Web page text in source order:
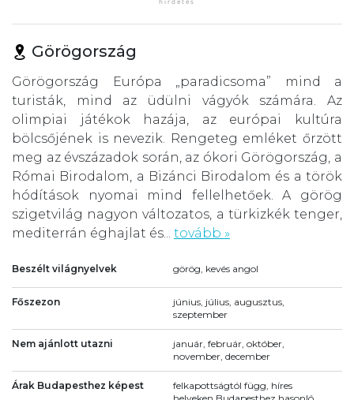
Görögország
Görögország Európa „paradicsoma” mind a
turisták, mind az üdülni vágyók számára. Az
olimpiai játékok hazája, az európai kultúra
bölcsőjének is nevezik. Rengeteg emléket őrzött
meg az évszázadok során, az ókori Görögország, a
Római Birodalom, a Bizánci Birodalom és a török
hódítások nyomai mind fellelhetőek. A görög
szigetvilág nagyon változatos, a türkizkék tenger,
mediterrán éghajlat és... tovább »
Beszélt világnyelvek görög, kevés angol
Főszezon
június, július, augusztus,
szeptember
Nem ajánlott utazni
január, február, október,
november, december
Árak Budapesthez képest
felkapottságtól függ, híres